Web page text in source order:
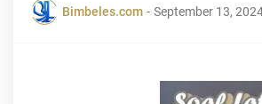
Bimbeles.com - September 13,